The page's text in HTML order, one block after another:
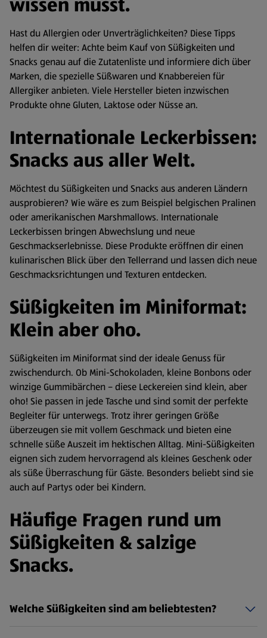
Hast du Allergien oder Unverträglichkeiten? Diese Tipps
helfen dir weiter: Achte beim Kauf von Süßigkeiten und
Snacks genau auf die Zutatenliste und informiere dich über
Marken, die spezielle Süßwaren und Knabbereien für
Allergiker anbieten. Viele Hersteller bieten inzwischen
Produkte ohne Gluten, Laktose oder Nüsse an.
Internationale Leckerbissen:
Snacks aus aller Welt.
Möchtest du Süßigkeiten und Snacks aus anderen Ländern
ausprobieren? Wie wäre es zum Beispiel belgischen Pralinen
oder amerikanischen Marshmallows. Internationale
Leckerbissen bringen Abwechslung und neue
Geschmackserlebnisse. Diese Produkte eröffnen dir einen
kulinarischen Blick über den Tellerrand und lassen dich neue
Geschmacksrichtungen und Texturen entdecken.
Süßigkeiten im Miniformat:
Klein aber oho.
Süßigkeiten im Miniformat sind der ideale Genuss für
zwischendurch. Ob Mini-Schokoladen, kleine Bonbons oder
winzige Gummibärchen – diese Leckereien sind klein, aber
oho! Sie passen in jede Tasche und sind somit der perfekte
Begleiter für unterwegs. Trotz ihrer geringen Größe
überzeugen sie mit vollem Geschmack und bieten eine
schnelle süße Auszeit im hektischen Alltag. Mini-Süßigkeiten
eignen sich zudem hervorragend als kleines Geschenk oder
als süße Überraschung für Gäste. Besonders beliebt sind sie
auch auf Partys oder bei Kindern.
Häufige Fragen rund um
Süßigkeiten & salzige
Snacks.
Welche Süßigkeiten sind am beliebtesten?